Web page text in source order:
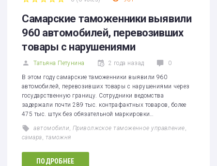
Самарские таможенники выявили
960 автомобилей, перевозивших
товары с нарушениями
Татьяна Петунина 2 года назад 0
В этом году самарские таможенники выявили 960
автомобилей, перевозивших товары с нарушениями через
государственную границу. Сотрудники ведомства
задержали почти 289 тыс. контрафактных товаров, более
475 тыс. штук без обязательной маркировки…
автомобили, Приволжское таможенное управление,
самара, таможня
ПОДРОБНЕЕ